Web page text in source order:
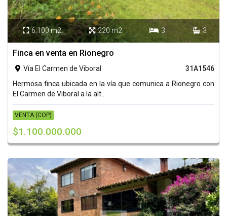
 6.100 m2  220 m2  3  3
Finca en venta en Rionegro
 Vía El Carmen de Viboral
31A1546
Hermosa finca ubicada en la vía que comunica a Rionegro con
El Carmen de Viboral a la alt...
VENTA (COP)
$1.100.000.000